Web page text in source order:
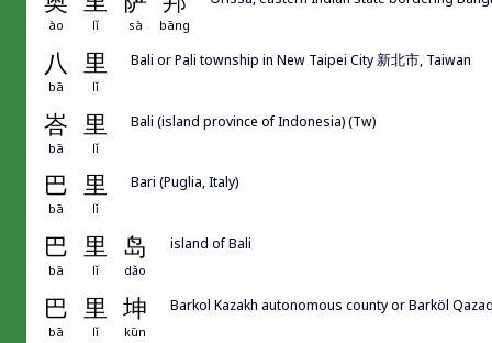
ào lǐ sà bāng
八 里
bā lǐ
Bali or Pali township in New Taipei City 新北市, Taiwan
峇 里
bā lǐ
Bali (island province of Indonesia) (Tw)
巴 里
bā lǐ
Bari (Puglia, Italy)
巴 里 岛
bā lǐ dǎo
island of Bali
巴 里 坤
bā lǐ kūn
Barkol Kazakh autonomous county or Barköl